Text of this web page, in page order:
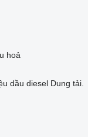
hoả
dầu diesel Dung tải.